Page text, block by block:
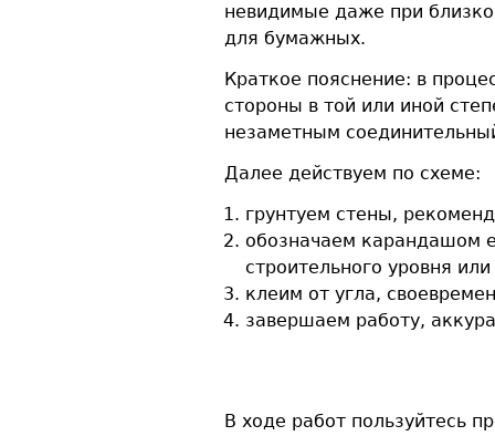
невидимые даже при
для бумажных.
Краткое пояснение: в
стороны в той или иной
незаметным
Далее действуем по схеме:
грунтуем стены,
обозначаем карандашом
строительного уровня
клеим от угла,
завершаем работу,
В ходе работ пользуйтесь